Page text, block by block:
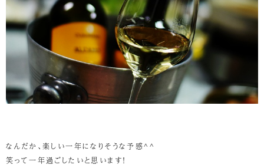
なんだか、楽しい一年になりそうな予感^^
笑って一年過ごしたいと思います！